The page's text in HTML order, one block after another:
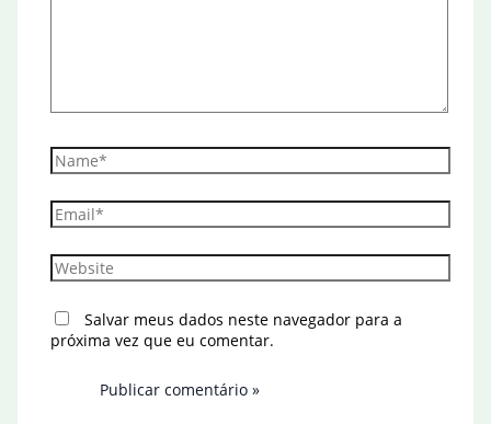
Name*
Email*
Website
Salvar meus dados neste navegador para a
próxima vez que eu comentar.